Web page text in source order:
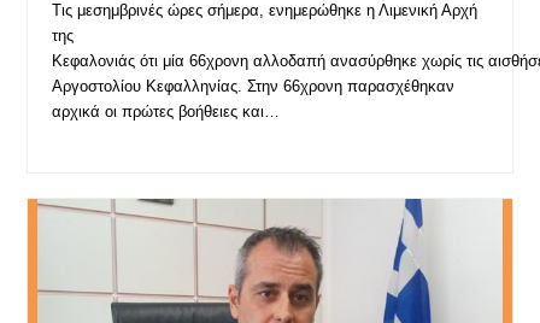
Τις μεσημβρινές ώρες σήμερα, ενημερώθηκε η Λιμενική Αρχή
της
Κεφαλονιάς ότι μία 66χρονη αλλοδαπή ανασύρθηκε χωρίς τις
Αργοστολίου Κεφαλληνίας. Στην 66χρονη παρασχέθηκαν
αρχικά οι πρώτες βοήθειες και…